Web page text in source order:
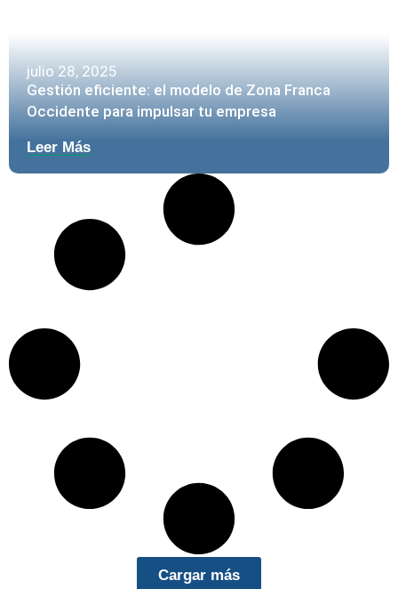
julio 28, 2025
Gestión eficiente: el modelo de Zona Franca
Occidente para impulsar tu empresa
Leer Más
Cargar más